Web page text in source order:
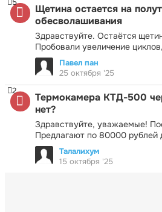
Щетина остается на
обесволашивания
Здравствуйте. Остаётся
Пробовали увеличение
5
Павел пан
25 октября '25
Термокамера КТД-500
нет?
Здравствуйте, уважаемые!
Предлагают по 80000 рублей
2
Талалихум
15 октября '25